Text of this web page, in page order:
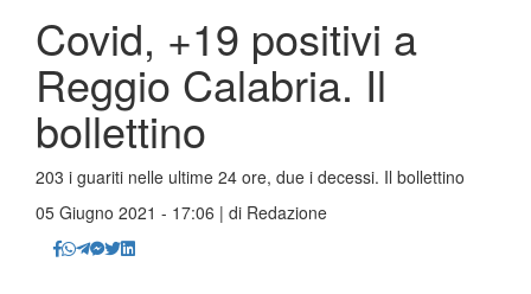
Covid, +19 positivi a
Reggio Calabria. Il
bollettino
203 i guariti nelle ultime 24 ore, due i decessi. Il bollettino
05 Giugno 2021 - 17:06 | di Redazione